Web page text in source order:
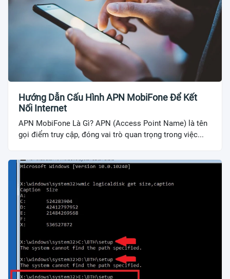
Hướng Dẫn Cấu Hình APN MobiFone Để Kết
Nối Internet
APN MobiFone Là Gì? APN (Access Point Name) là tên
gọi điểm truy cập, đóng vai trò quan trọng trong việc...